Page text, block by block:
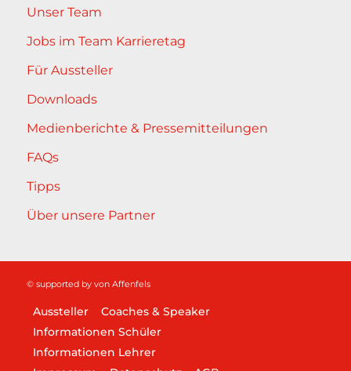
Unser Team
Jobs im Team Karrieretag
Für Aussteller
Downloads
Medienberichte & Pressemitteilungen
FAQs
Tipps
Über unsere Partner
© supported by von Affenfels
Aussteller
Coaches & Speaker
Informationen Schüler
Informationen Lehrer